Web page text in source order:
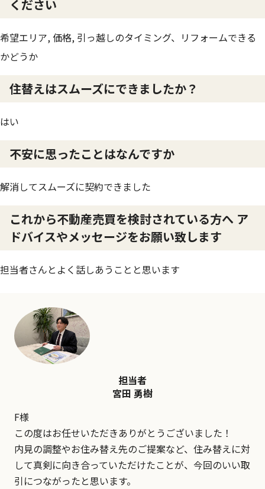
ください
希望エリア, 価格, 引っ越しのタイミング、リフォームできる
かどうか
住替えはスムーズにできましたか？
はい
不安に思ったことはなんですか
解消してスムーズに契約できました
これから不動産売買を検討されている方へ ア
ドバイスやメッセージをお願い致します
担当者さんとよく話しあうことと思います
担当者
宮田 勇樹
F様
この度はお任せいただきありがとうございました！
内見の調整やお住み替え先のご提案など、住み替えに対
して真剣に向き合っていただけたことが、今回のいい取
引につながったと思います。